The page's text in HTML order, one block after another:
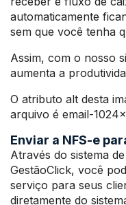
automaticamente
sem que você tenha
Assim, com o nosso
aumenta a
O atributo alt desta
arquivo é email-
Enviar a NFS-e
Através do sistema
GestãoClick, você
serviço para seus
diretamente do